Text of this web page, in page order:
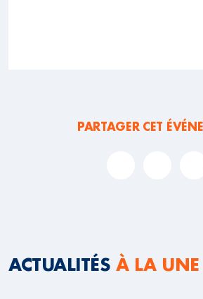
PARTAGER CET
ACTUALITÉS À LA UNE